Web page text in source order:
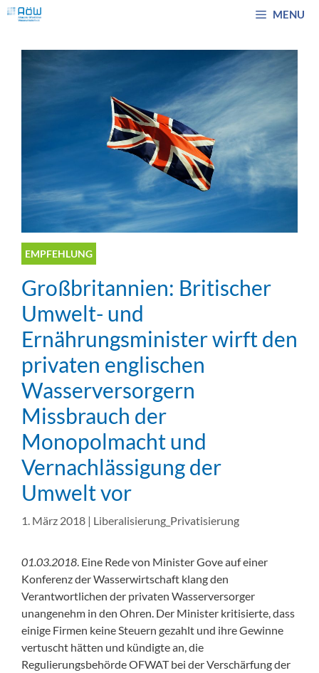
Zum
Inhalt
MENU
EMPFEHLUNG
Großbritannien: Britischer
Umwelt- und
Ernährungsminister wirft den
privaten englischen
Wasserversorgern
Missbrauch der
Monopolmacht und
Vernachlässigung der
Umwelt vor
1. März 2018 | Liberalisierung_Privatisierung
01.03.2018 . Eine Rede von Minister Gove auf einer
Konferenz der Wasserwirtschaft klang den
Verantwortlichen der privaten Wasserversorger
unangenehm in den Ohren. Der Minister kritisierte, dass
einige Firmen keine Steuern gezahlt und ihre Gewinne
vertuscht hätten und kündigte an, die
Regulierungsbehörde OFWAT bei der Verschärfung der